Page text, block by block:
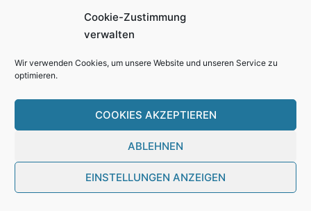
Cookie-Zustimmung
verwalten
Wir verwenden Cookies, um unsere Website und unseren Service zu
optimieren.
COOKIES AKZEPTIEREN
ABLEHNEN
EINSTELLUNGEN ANZEIGEN
HÄUFIGE FRAGEN ZUM YONI
FAQ
Angebote und Preise